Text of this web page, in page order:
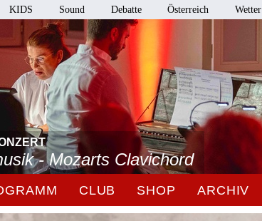
KIDS Sound Debatte Österreich Wetter
- Mozarts Clavichord
CLUB SHOP ARCHIV